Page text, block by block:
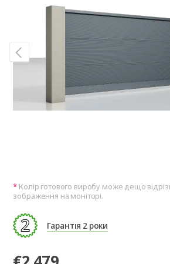
Колір готового виробу може дещо
зображення на моніторі.
Гарантія 2 роки